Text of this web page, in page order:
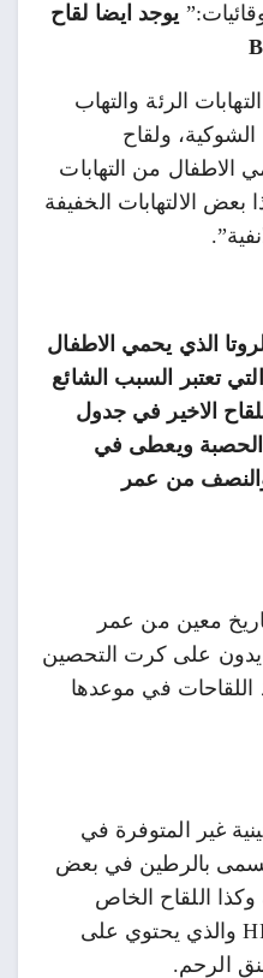
يوجد ايضا لقاح
الرئة والتهاب
ولقاح
الاطفال من التهابات
بعض الالتهابات الخفيفة
الذي يحمي الاطفال
تعتبر السبب الشائع
الاخير في جدول
الحصبة ويعطى في
والنصف من عمر
معين من عمر
على كرت التحصين
اللقاحات في موعدها
غير المتوفرة في
يسمى بالرطين في بعض
وكذا اللقاح الخاص
بالورم الحليمي البشري HPV والذي يحتوي على
الرحم.